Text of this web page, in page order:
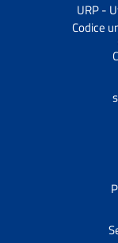
URP -
Codice